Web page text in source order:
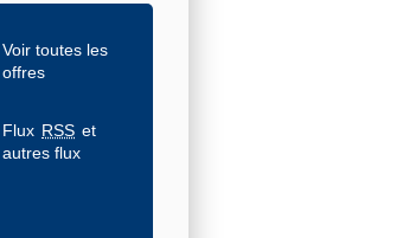
Voir toutes les
offres
Flux RSS et
autres flux